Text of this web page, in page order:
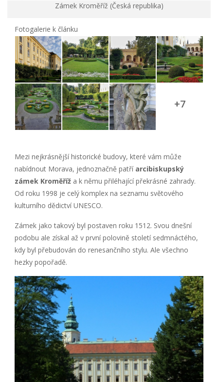
Zámek Kroměříž (Česká republika)
Fotogalerie k článku
+7
Mezi nejkrásnější historické budovy, které vám může
nabídnout Morava, jednoznačně patří arcibiskupský
zámek Kroměříž a k němu přiléhající překrásné zahrady.
Od roku 1998 je celý komplex na seznamu světového
kulturního dědictví UNESCO.
Zámek jako takový byl postaven roku 1512. Svou dnešní
podobu ale získal až v první polovině století sedmnáctého,
kdy byl přebudován do renesančního stylu. Ale všechno
hezky popořadě.